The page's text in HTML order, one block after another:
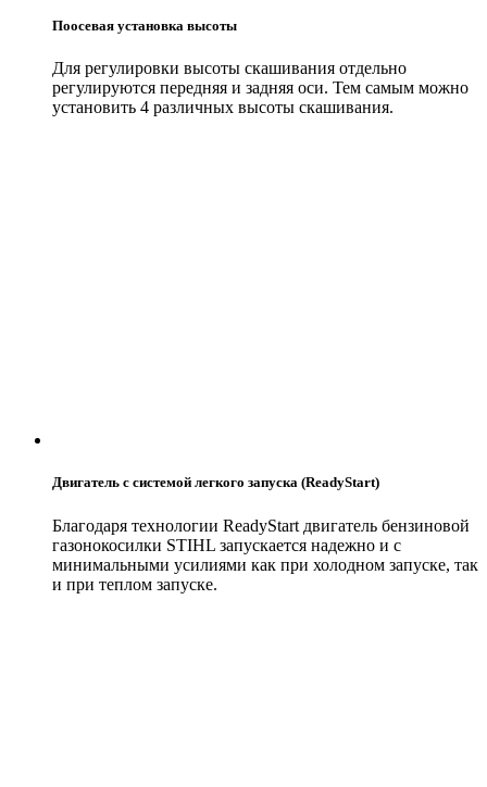
Поосевая установка высоты
Для регулировки высоты скашивания отдельно
регулируются передняя и задняя оси. Тем самым можно
установить 4 различных высоты скашивания.
Двигатель с системой легкого запуска (ReadyStart)
Благодаря технологии ReadyStart двигатель бензиновой
газонокосилки STIHL запускается надежно и с
минимальными усилиями как при холодном запуске, так
и при теплом запуске.